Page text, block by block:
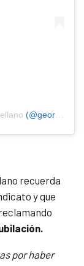
(@geororellano
recuerda
y que
por haber